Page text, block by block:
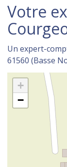
Votre
Un expert-
61560 (Basse
+
−